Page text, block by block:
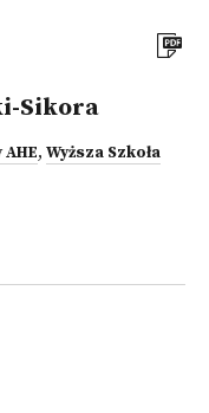
Sikora
, Wyższa Szkoła